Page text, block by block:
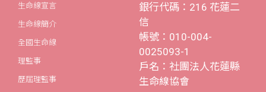
生命線宣言
生命線簡介
全國生命線
理監事
歷屆理監事
銀行代碼：216 花蓮二
信
帳號：010-004-
0025093-1
戶名：社團法人花蓮縣
生命線協會